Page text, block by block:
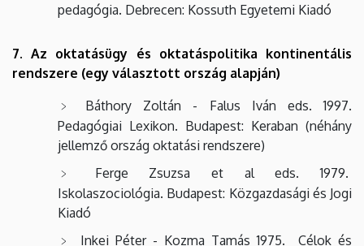
pedagógia. Debrecen: Kossuth Egyetemi Kiadó
7. Az oktatásügy és oktatáspolitika kontinentális
rendszere (egy választott ország alapján)
Báthory Zoltán - Falus Iván eds. 1997.
Pedagógiai Lexikon. Budapest: Keraban (néhány
jellemző ország oktatási rendszere)
Ferge Zsuzsa et al eds. 1979.
Iskolaszociológia. Budapest: Közgazdasági és Jogi
Kiadó
Inkei Péter - Kozma Tamás 1975. Célok és